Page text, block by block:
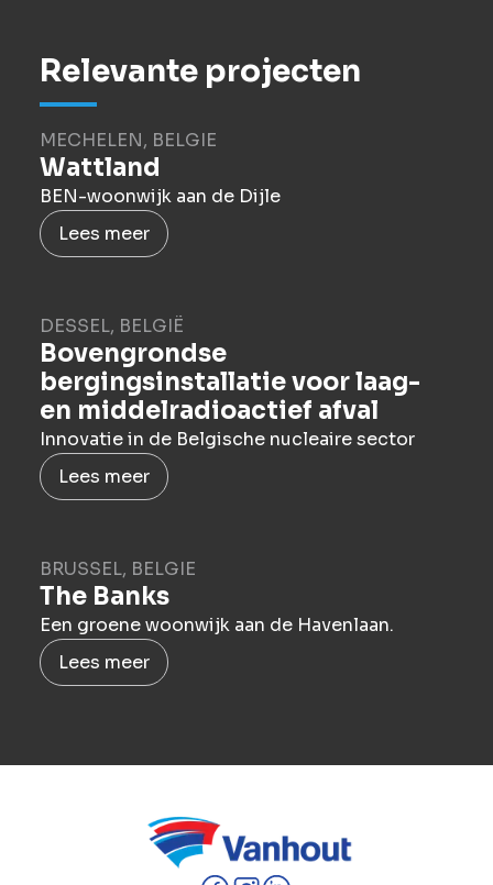
Relevante projecten
MECHELEN, BELGIE
Wattland
BEN-woonwijk aan de Dijle
Lees meer
DESSEL, BELGIË
Bovengrondse
bergingsinstallatie voor laag-
en middelradioactief afval
Innovatie in de Belgische nucleaire sector
Lees meer
BRUSSEL, BELGIE
The Banks
Een groene woonwijk aan de Havenlaan.
Lees meer